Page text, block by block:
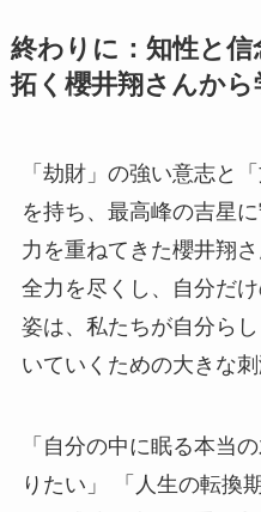
終わりに：知性と信
拓く櫻井翔さんから
「劫財」の強い意志と
を持ち、最高峰の吉星
力を重ねてきた櫻井翔
全力を尽くし、自分だ
姿は、私たちが自分ら
いていくための大きな
「自分の中に眠る本当
りたい」 「人生の転換